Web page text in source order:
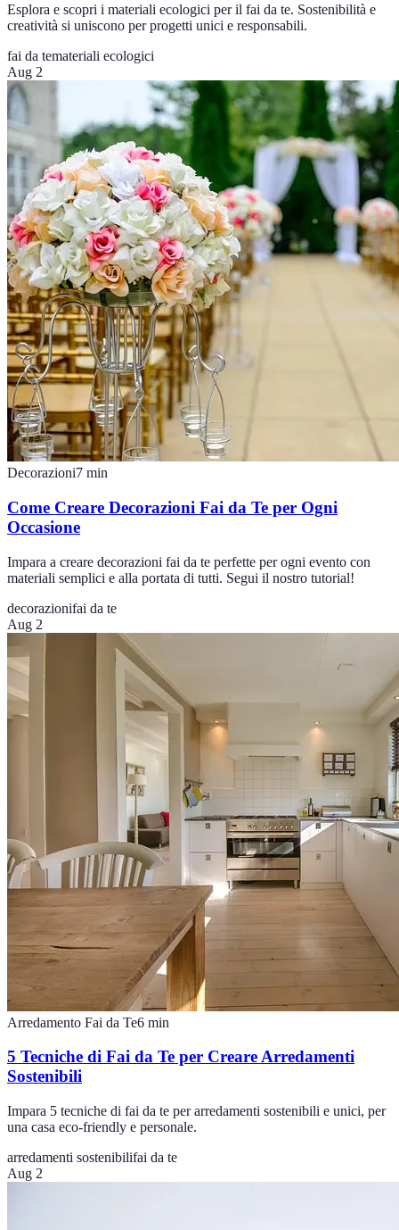
Esplora e scopri i materiali ecologici per il fai da te. Sostenibilità e
creatività si uniscono per progetti unici e responsabili.
fai da temateriali ecologici
Aug 2
Decorazioni7 min
Come Creare Decorazioni Fai da Te per Ogni
Occasione
Impara a creare decorazioni fai da te perfette per ogni evento con
materiali semplici e alla portata di tutti. Segui il nostro tutorial!
decorazionifai da te
Aug 2
Arredamento Fai da Te6 min
5 Tecniche di Fai da Te per Creare Arredamenti
Sostenibili
Impara 5 tecniche di fai da te per arredamenti sostenibili e unici, per
una casa eco-friendly e personale.
arredamenti sostenibilifai da te
Aug 2